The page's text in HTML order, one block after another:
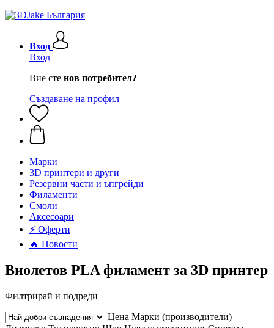
Вход
Вход
Вие сте нов потребител?
Създаване на профил
Mарки
3D принтери и други
Резервни части и ъпгрейди
Филаменти
Смоли
Аксесоари
⚡ Оферти
🔥 Новости
Виолетов PLA филамент за 3D принтер
Филтрирай и подреди
Цена Марки (производители)